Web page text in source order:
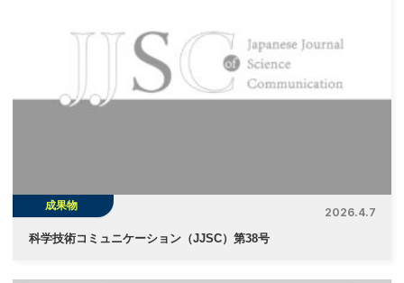
成果物
2026.4.7
科学技術コミュニケーション（JJSC）第38号